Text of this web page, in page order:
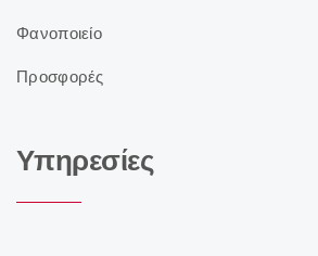
Φανοποιείο
Προσφορές
Υπηρεσίες